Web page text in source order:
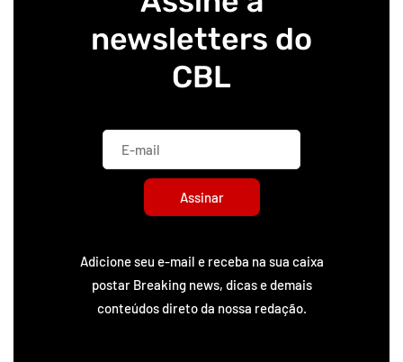
newsletters do
CBL
Assinar
Adicione seu e-mail e receba na sua caixa
postar Breaking news, dicas e demais
conteúdos direto da nossa redação.